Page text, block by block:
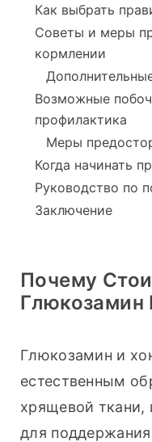
Как выбрать
Советы и меры
кормлении
Возможные
профилактика
Меры
Когда начинать
Руководство по
Заключение
Почему
Глюкозамин
Глюкозамин и
естественным
хрящевой ткани,
для